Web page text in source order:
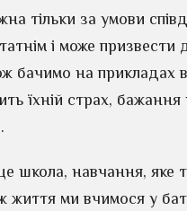
тільки за умови
і може призвести
бачимо на прикладах
їхній страх,
школа, навчання, яке
ми вчимося у